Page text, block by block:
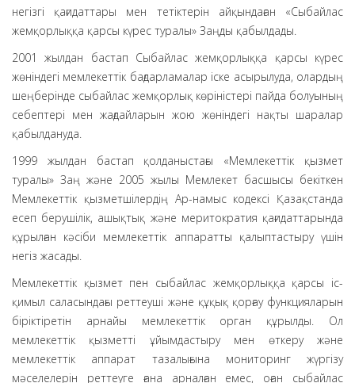
негізгі қағидаттары мен тетіктерін айқындаған «Сыбайлас
жемқорлыққа қарсы күрес туралы» Заңды қабылдады.
2001 жылдан бастап Сыбайлас жемқорлыққа қарсы күрес
жөніндегі мемлекеттік бағдарламалар іске асырылуда, олардың
шеңберінде сыбайлас жемқорлық көріністері пайда болуының
себептері мен жағдайларын жою жөніндегі нақты шаралар
қабылдануда.
1999 жылдан бастап қолданыстағы «Мемлекеттік қызмет
туралы» Заң және 2005 жылы Мемлекет басшысы бекіткен
Мемлекеттік қызметшілердің Ар-намыс кодексі Қазақстанда
есеп берушілік, ашықтық және меритократия қағидаттарында
құрылған кәсіби мемлекеттік аппаратты қалыптастыру үшін
негіз жасады.
Мемлекеттік қызмет пен сыбайлас жемқорлыққа қарсы іс-
қимыл саласындағы реттеуші және құқық қорғау функцияларын
біріктіретін арнайы мемлекеттік орган құрылды. Ол
мемлекеттік қызметті ұйымдастыру мен өткеру және
мемлекеттік аппарат тазалығына мониторинг жүргізу
мәселелерін реттеуге ғана арналған емес, оған сыбайлас